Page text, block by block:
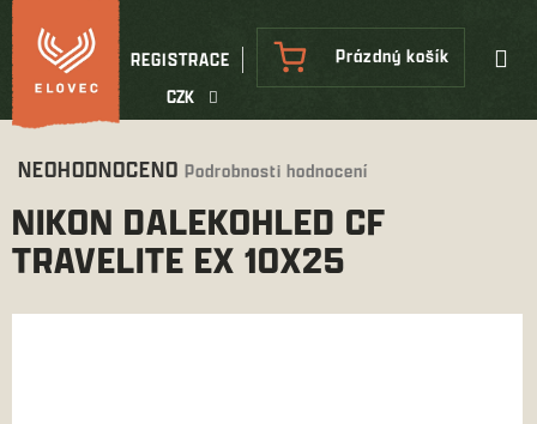
Přejít
na
obsah
CZK
REGISTRACE
NÁKUPNÍ
KOŠÍK
Prázdný košík
Průměrné
produktu
je
0,0
NEOHODNOCENO Podrobnosti hodnocení
NIKON DALEKOHLED CF
TRAVELITE EX 10X25